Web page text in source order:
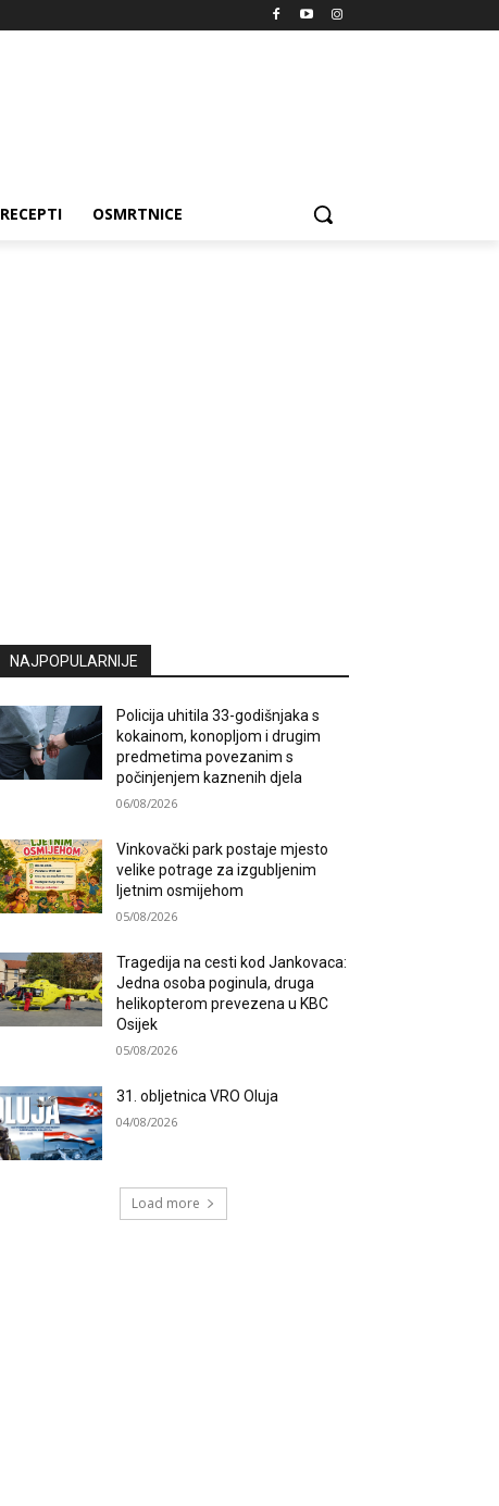
RECEPTI OSMRTNICE
NAJPOPULARNIJE
Policija uhitila 33-godišnjaka s
kokainom, konopljom i drugim
predmetima povezanim s
počinjenjem kaznenih djela
06/08/2026
Vinkovački park postaje mjesto
velike potrage za izgubljenim
ljetnim osmijehom
05/08/2026
Tragedija na cesti kod Jankovaca:
Jedna osoba poginula, druga
helikopterom prevezena u KBC
Osijek
05/08/2026
31. obljetnica VRO Oluja
04/08/2026
Load more